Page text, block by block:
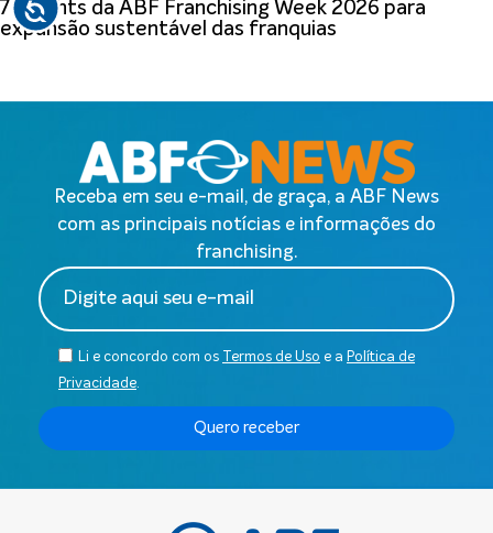
7 insights da ABF Franchising Week 2026 para
expansão sustentável das franquias
Receba em seu e-mail, de graça, a ABF News
com as principais notícias e informações do
franchising.
Li e concordo com os Termos de Uso e a Política de
Privacidade.
Quero receber